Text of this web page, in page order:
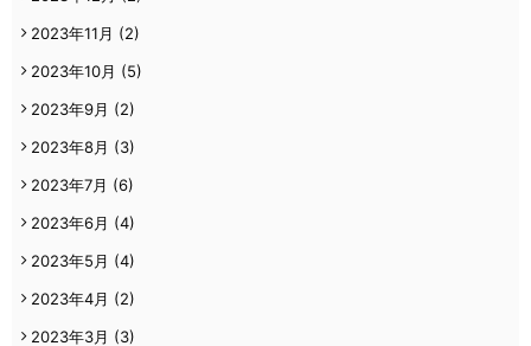
2023年11月 (2)
2023年10月 (5)
2023年9月 (2)
2023年8月 (3)
2023年7月 (6)
2023年6月 (4)
2023年5月 (4)
2023年4月 (2)
2023年3月 (3)